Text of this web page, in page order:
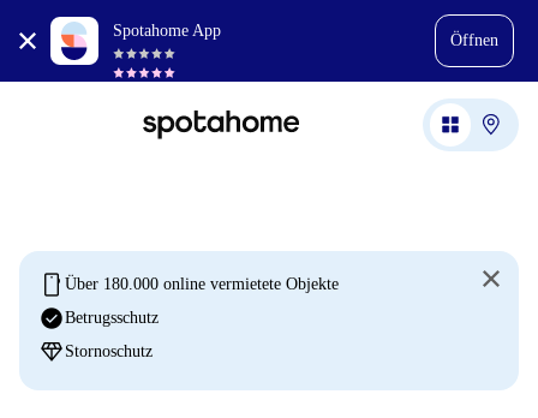
Spotahome App
Öffnen
mobile Über 180.000 online vermietete Objekte
check_circleBetrugsschutz
diamond Stornoschutz